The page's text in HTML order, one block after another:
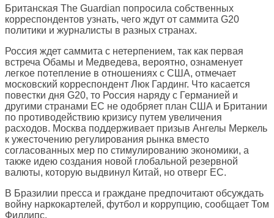
Британская The Guardian попросила собственных
корреспондентов узнать, чего ждут от саммита G20
политики и журналисты в разных странах.
Россия ждет саммита с нетерпением, так как первая
встреча Обамы и Медведева, вероятно, ознаменует
легкое потепление в отношениях с США, отмечает
московский корреспондент Люк Гардинг. Что касается
повестки дня G20, то Россия наряду с Германией и
другими странами ЕС не одобряет план США и Британии
по противодействию кризису путем увеличения
расходов. Москва поддерживает призыв Ангелы Меркель
к ужесточению регулирования рынка вместо
согласованных мер по стимулированию экономики, а
также идею создания новой глобальной резервной
валюты, которую выдвинул Китай, но отверг ЕС.
В Бразилии пресса и граждане предпочитают обсуждать
войну наркокартелей, футбол и коррупцию, сообщает Том
Филлипс.